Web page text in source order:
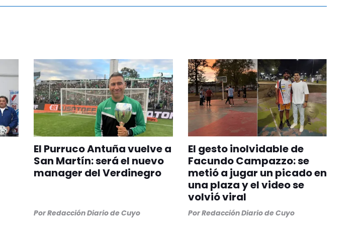
El Purruco Antuña vuelve a
San Martín: será el nuevo
manager del Verdinegro
PorRedacción Diario de Cuyo
El gesto inolvidable de
Facundo Campazzo: se
metió a jugar un picado en
una plaza y el video se
volvió viral
PorRedacción Diario de Cuyo